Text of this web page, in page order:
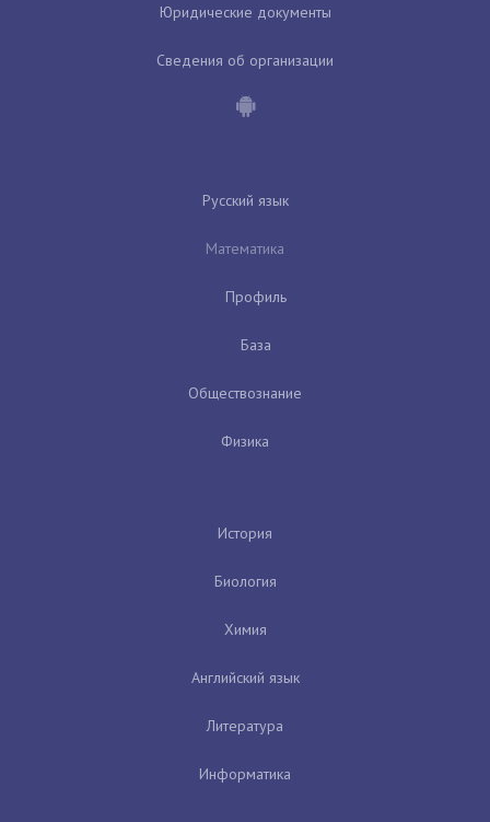
Юридические документы
Сведения об организации
Русский язык
Математика
Профиль
База
Обществознание
Физика
История
Биология
Химия
Английский язык
Литература
Информатика